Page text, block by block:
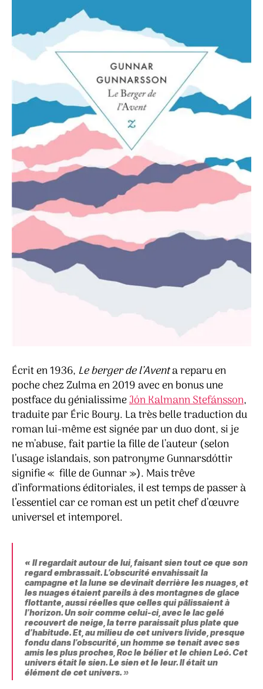
Écrit en 1936, Le berger de l’Aventa reparu en
poche chez Zulma en 2019 avec en bonus une
postface du génialissimeJόn Kalmann Stefánsson,
traduite par Éric Boury. La très belle traduction du
roman lui-même est signée par un duo dont, si je
ne m’abuse, fait partie la fille de l’auteur (selon
l’usage islandais, son patronyme Gunnarsdόttir
signifie « fille de Gunnar »). Mais trêve
d’informations éditoriales, il est temps de passer à
l’essentiel car ce roman est un petit chef d’œuvre
universel et intemporel.
« Il regardait autour de lui, faisant sien tout ce que son
regard embrassait. L’obscurité envahissait la
campagne et la lune se devinait derrière les nuages, et
les nuages étaient pareils à des montagnes de glace
flottante, aussi réelles que celles qui pâlissaient à
l’horizon. Un soir comme celui-ci, avec le lac gelé
recouvert de neige, la terre paraissait plus plate que
d’habitude. Et, au milieu de cet univers livide, presque
fondu dans l’obscurité, un homme se tenait avec ses
amis les plus proches, Roc le bélier et le chien Leό. Cet
univers était le sien. Le sien et le leur. Il était un
élément de cet univers. »